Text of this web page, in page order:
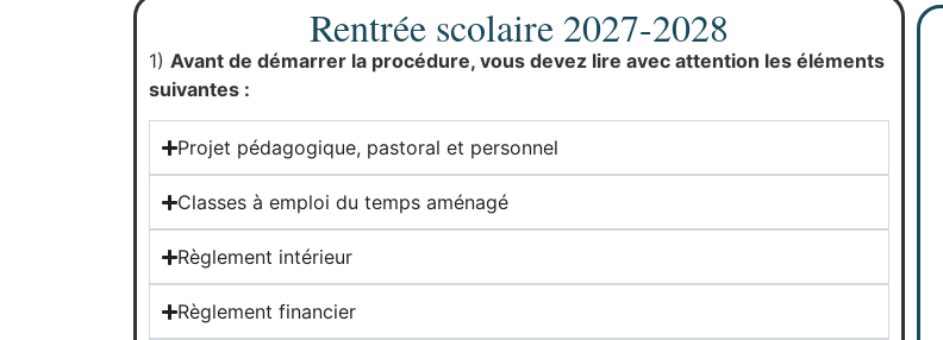
Rentrée scolaire 2027-2028
1) Avant de démarrer la procédure, vous devez lire avec attention les éléments
suivantes :
Projet pédagogique, pastoral et personnel
Classes à emploi du temps aménagé
Règlement intérieur
Règlement financier